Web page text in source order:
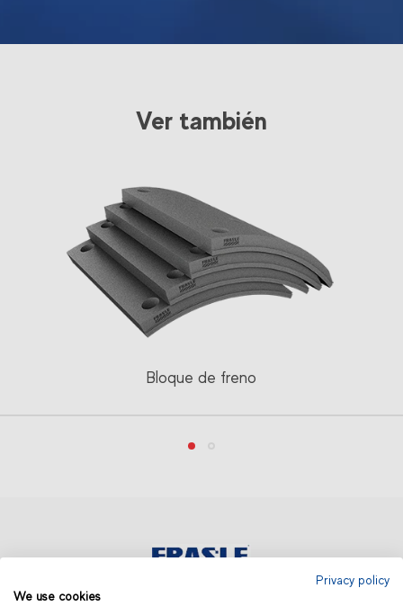
Ver también
Bloque de freno
Privacy policy
We use cookies